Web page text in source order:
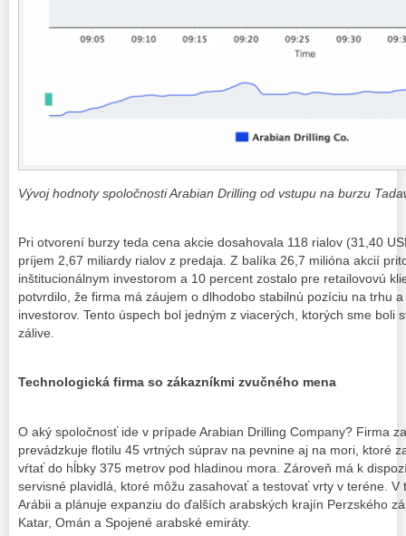
Vývoj hodnoty spoločnosti Arabian Drilling od vstupu na burzu
Pri otvorení burzy teda cena akcie dosahovala 118 rialov (31,40
príjem 2,67 miliardy rialov z predaja. Z balíka 26,7 milióna akcií
inštitucionálnym investorom a 10 percent zostalo pre retailovovú
potvrdilo, že firma má záujem o dlhodobo stabilnú pozíciu na trhu
investorov. Tento úspech bol jedným z viacerých, ktorých sme boli
zálive.
Technologická firma so zákazníkmi zvučného mena
O aký spoločnosť ide v prípade Arabian Drilling Company? Firma
prevádzkuje flotilu 45 vrtných súprav na pevnine aj na mori, ktoré
vŕtať do hĺbky 375 metrov pod hladinou mora. Zároveň má k
servisné plavidlá, ktoré môžu zasahovať a testovať vrty v teréne. V
Arábii a plánuje expanziu do ďalších arabských krajín Perzského
Katar, Omán a Spojené arabské emiráty.